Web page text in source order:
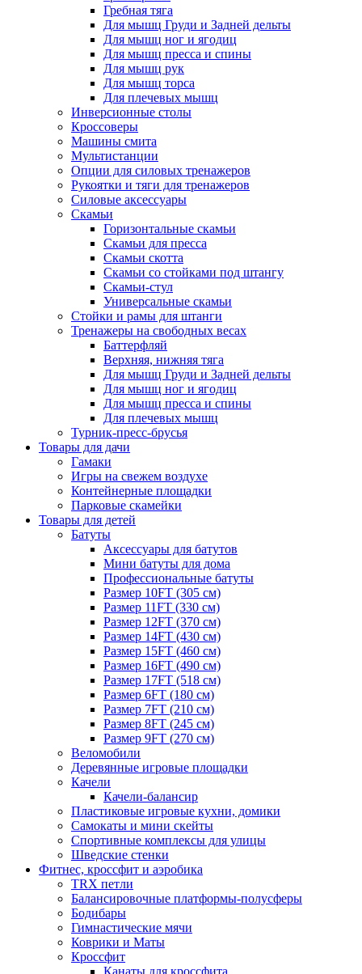
Гребная тяга
Для мышц Груди и Задней дельты
Для мышц ног и ягодиц
Для мышц пресса и спины
Для мышц рук
Для мышц торса
Для плечевых мышц
Инверсионные столы
Кроссоверы
Машины смита
Мультистанции
Опции для силовых тренажеров
Рукоятки и тяги для тренажеров
Силовые аксессуары
Скамьи
Горизонтальные скамьи
Скамьи для пресса
Скамьи скотта
Скамьи со стойками под штангу
Скамьи-стул
Универсальные скамьи
Стойки и рамы для штанги
Тренажеры на свободных весах
Баттерфляй
Верхняя, нижняя тяга
Для мышц Груди и Задней дельты
Для мышц ног и ягодиц
Для мышц пресса и спины
Для плечевых мышц
Турник-пресс-брусья
Товары для дачи
Гамаки
Игры на свежем воздухе
Контейнерные площадки
Парковые скамейки
Товары для детей
Батуты
Аксессуары для батутов
Мини батуты для дома
Профессиональные батуты
Размер 10FT (305 см)
Размер 11FT (330 см)
Размер 12FT (370 см)
Размер 14FT (430 см)
Размер 15FT (460 см)
Размер 16FT (490 см)
Размер 17FT (518 см)
Размер 6FT (180 см)
Размер 7FT (210 см)
Размер 8FT (245 см)
Размер 9FT (270 см)
Веломобили
Деревянные игровые площадки
Качели
Качели-балансир
Пластиковые игровые кухни, домики
Самокаты и мини скейты
Спортивные комплексы для улицы
Шведские стенки
Фитнес, кроссфит и аэробика
TRX петли
Балансировочные платформы-полусферы
Бодибары
Гимнастические мячи
Коврики и Маты
Кроссфит
Канаты для кроссфита